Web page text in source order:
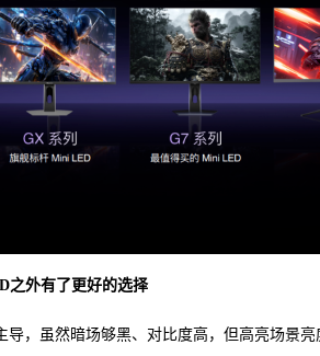
之外有了更好的选择
导，虽然暗场够黑、对比度高，但高亮场景